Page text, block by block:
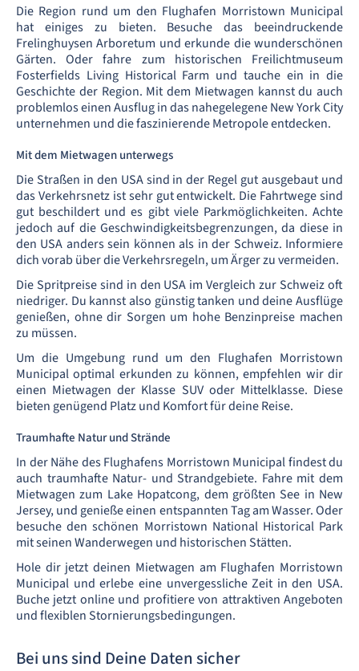
Die Region rund um den Flughafen Morristown Municipal
hat einiges zu bieten. Besuche das beeindruckende
Frelinghuysen Arboretum und erkunde die wunderschönen
Gärten. Oder fahre zum historischen Freilichtmuseum
Fosterfields Living Historical Farm und tauche ein in die
Geschichte der Region. Mit dem Mietwagen kannst du auch
problemlos einen Ausflug in das nahegelegene New York City
unternehmen und die faszinierende Metropole entdecken.
Mit dem Mietwagen unterwegs
Die Straßen in den USA sind in der Regel gut ausgebaut und
das Verkehrsnetz ist sehr gut entwickelt. Die Fahrtwege sind
gut beschildert und es gibt viele Parkmöglichkeiten. Achte
jedoch auf die Geschwindigkeitsbegrenzungen, da diese in
den USA anders sein können als in der Schweiz. Informiere
dich vorab über die Verkehrsregeln, um Ärger zu vermeiden.
Die Spritpreise sind in den USA im Vergleich zur Schweiz oft
niedriger. Du kannst also günstig tanken und deine Ausflüge
genießen, ohne dir Sorgen um hohe Benzinpreise machen
zu müssen.
Um die Umgebung rund um den Flughafen Morristown
Municipal optimal erkunden zu können, empfehlen wir dir
einen Mietwagen der Klasse SUV oder Mittelklasse. Diese
bieten genügend Platz und Komfort für deine Reise.
Traumhafte Natur und Strände
In der Nähe des Flughafens Morristown Municipal findest du
auch traumhafte Natur- und Strandgebiete. Fahre mit dem
Mietwagen zum Lake Hopatcong, dem größten See in New
Jersey, und genieße einen entspannten Tag am Wasser. Oder
besuche den schönen Morristown National Historical Park
mit seinen Wanderwegen und historischen Stätten.
Hole dir jetzt deinen Mietwagen am Flughafen Morristown
Municipal und erlebe eine unvergessliche Zeit in den USA.
Buche jetzt online und profitiere von attraktiven Angeboten
und flexiblen Stornierungsbedingungen.
Bei uns sind Deine Daten sicher